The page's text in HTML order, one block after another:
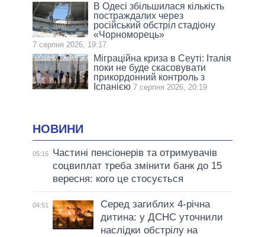
В Одесі збільшилася кількість
постраждалих через
російський обстріл стадіону
«Чорноморець»
7 серпня 2026, 19:17
Міграційна криза в Сеуті: Італія
поки не буде скасовувати
прикордонний контроль з
Іспанією 7 серпня 2026, 20:19
НОВИНИ
05:15
Частині пенсіонерів та отримувачів
соцвиплат треба змінити банк до 15
вересня: кого це стосується
04:51
Серед загиблих 4-річна
дитина: у ДСНС уточнили
наслідки обстрілу на